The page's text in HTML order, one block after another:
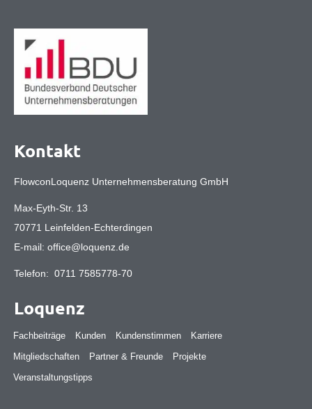
Kontakt
FlowconLoquenz Unternehmensberatung GmbH
Max-Eyth-Str. 13
70771 Leinfelden-Echterdingen
E-mail: office@loquenz.de
Telefon: 0711 7585778-70
Loquenz
Fachbeiträge Kunden Kundenstimmen
Karriere
Mitgliedschaften
Partner & Freunde
Projekte
Veranstaltungstipps